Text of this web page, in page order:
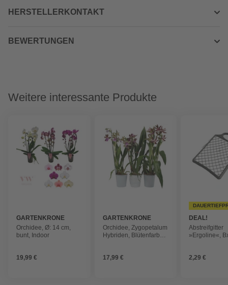
HERSTELLERKONTAKT
BEWERTUNGEN
Weitere interessante Produkte
GARTENKRONE
Orchidee, Ø: 14 cm,
bunt, Indoor
19,99 €
GARTENKRONE
Orchidee, Zygopetalum
Hybriden, Blütenfarbe:
17,99 €
DEAL!
Abstreifgitter
»Ergoline«,
2,29 €